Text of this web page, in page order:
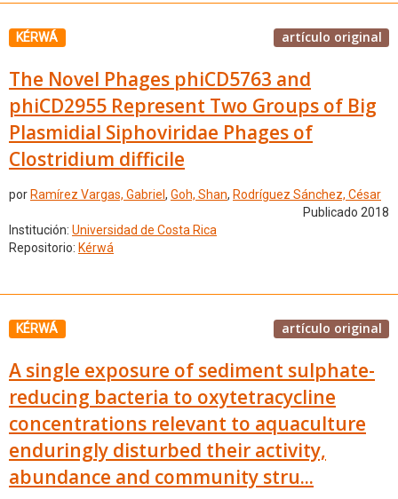
KÉRWÁ artículo original
The Novel Phages phiCD5763 and
phiCD2955 Represent Two Groups of Big
Plasmidial Siphoviridae Phages of
Clostridium difficile
por Ramírez Vargas, Gabriel , Goh, Shan, Rodríguez Sánchez, César
Publicado 2018
Institución: Universidad de Costa Rica
Repositorio: Kérwá
KÉRWÁ artículo original
A single exposure of sediment sulphate-
reducing bacteria to oxytetracycline
concentrations relevant to aquaculture
enduringly disturbed their activity,
abundance and community stru...